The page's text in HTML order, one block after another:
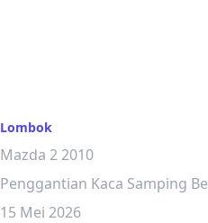
Lombok
Mazda 2 2010
Penggantian Kaca Samping
15 Mei 2026